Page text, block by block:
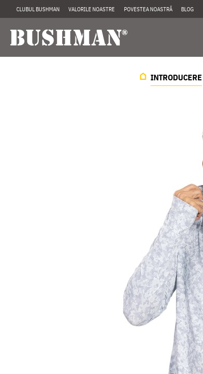
CLUBUL BUSHMAN VALORILE NOASTRE POVESTEA NOASTRĂ BLOG
INTRODUCERE